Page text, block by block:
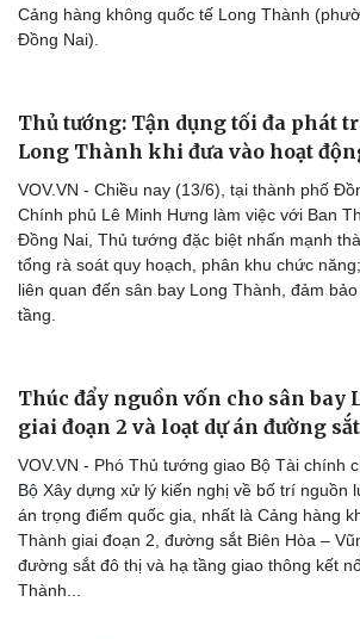
Bóng đá
Lịch thi đấu bóng đá
Thế giới thể thao
eSports
Hậu trường
Ô tô
Xe máy
Tư vấn
Cảng hàng không quốc tế Long Thành
Đồng Nai).
Thủ tướng: Tận dụng tối đa phát
Long Thành khi đưa vào hoạt
VOV.VN - Chiều nay (13/6), tại thành phố
Chính phủ Lê Minh Hưng làm việc với Ban
Đồng Nai, Thủ tướng đặc biệt nhấn mạnh
tổng rà soát quy hoạch, phân khu chức
liên quan đến sân bay Long Thành, đảm
tầng.
Thúc đẩy nguồn vốn cho sân bay
giai đoạn 2 và loạt dự án đường sắt
VOV.VN - Phó Thủ tướng giao Bộ Tài chính
Bộ Xây dựng xử lý kiến nghị về bố trí nguồn
án trọng điểm quốc gia, nhất là Cảng hàng
Thành giai đoạn 2, đường sắt Biên Hòa –
đường sắt đô thị và hạ tầng giao thông kết
Thành...